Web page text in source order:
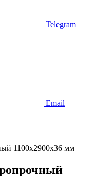
Telegram
Email
1100х2900х36 мм